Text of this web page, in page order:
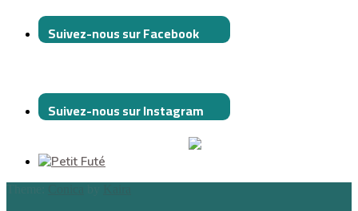
Suivez-nous sur Facebook
Suivez-nous sur Instagram